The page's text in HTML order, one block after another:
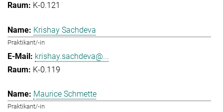
K-0.121
Krishay Sachdeva
Praktikant/-in
krishay.sachdeva@...
K-0.119
Maurice Schmette
Praktikant/-in